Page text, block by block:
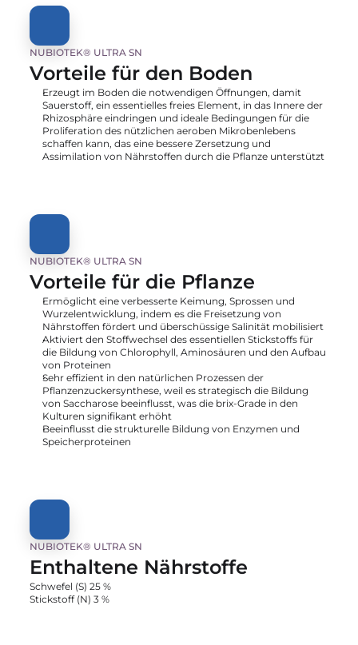
NUBIOTEK® ULTRA SN
Vorteile für die Pflanze
Ermöglicht eine verbesserte Keimung, Sprossen und
Wurzelentwicklung, indem es die Freisetzung von
Nährstoffen fördert und überschüssige Salinität mobilisiert
Aktiviert den Stoffwechsel des essentiellen Stickstoffs für
die Bildung von Chlorophyll, Aminosäuren und den Aufbau
von Proteinen
Sehr effizient in den natürlichen Prozessen der
Pflanzenzuckersynthese, weil es strategisch die Bildung
von Saccharose beeinflusst, was die brix-Grade in den
Kulturen signifikant erhöht
Beeinflusst die strukturelle Bildung von Enzymen und
Speicherproteinen
NUBIOTEK® ULTRA SN
Vorteile für den Boden
Erzeugt im Boden die notwendigen Öffnungen, damit
Sauerstoff, ein essentielles freies Element, in das Innere der
Rhizosphäre eindringen und ideale Bedingungen für die
Proliferation des nützlichen aeroben Mikrobenlebens
schaffen kann, das eine bessere Zersetzung und
Assimilation von Nährstoffen durch die Pflanze unterstützt
NUBIOTEK® ULTRA SN
Enthaltene Nährstoffe
Schwefel (S) 25 %
Stickstoff (N) 3 %